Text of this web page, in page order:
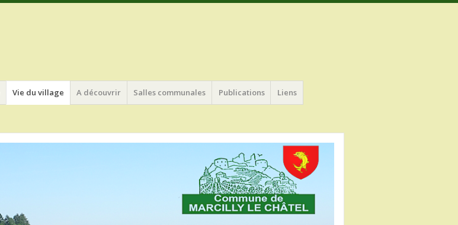
Vie du village A découvrir Salles communales Publications Liens